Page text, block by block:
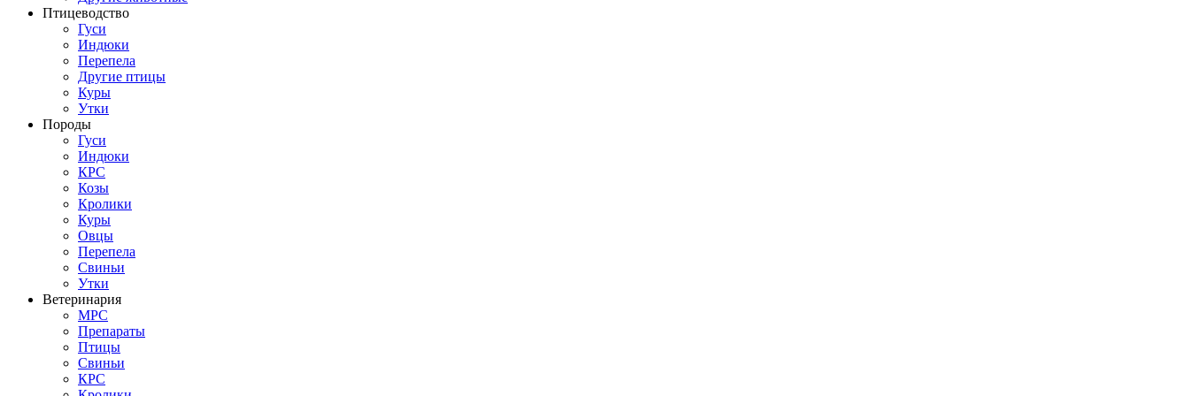
Птицеводство
Гуси
Индюки
Перепела
Другие птицы
Куры
Утки
Породы
Гуси
Индюки
КРС
Козы
Кролики
Куры
Овцы
Перепела
Свиньи
Утки
Ветеринария
МРС
Препараты
Птицы
Свиньи
КРС